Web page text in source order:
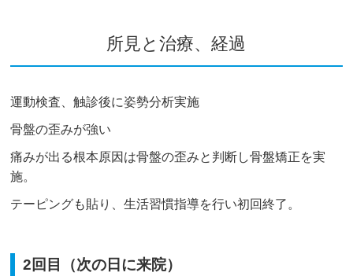
所見と治療、経過
運動検査、触診後に姿勢分析実施
骨盤の歪みが強い
痛みが出る根本原因は骨盤の歪みと判断し骨盤矯正を実
施。
テーピングも貼り、生活習慣指導を行い初回終了。
2回目（次の日に来院）